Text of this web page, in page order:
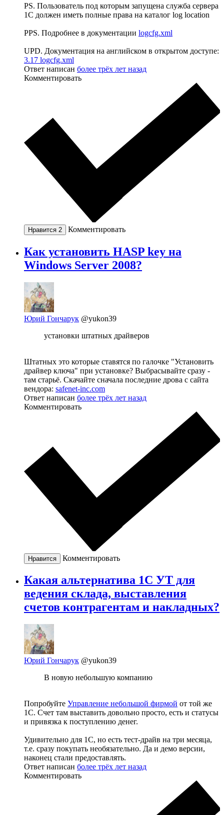
PS. Пользователь под которым запущена служба сервера
1С должен иметь полные права на каталог log location
PPS. Подробнее в документации logcfg.xml
UPD. Документация на английском в открытом доступе:
3.17 logcfg.xml
Ответ написан более трёх лет назад
Комментировать
Нравится 2 Комментировать
Как установить HASP key на
Windows Server 2008?
Юрий Гончарук @yukon39
установки штатных драйверов
Штатных это которые ставятся по галочке "Установить
драйвер ключа" при установке? Выбрасывайте сразу -
там старьё. Скачайте сначала последние дрова с сайта
вендора: safenet-inc.com
Ответ написан более трёх лет назад
Комментировать
Нравится Комментировать
Какая альтернатива 1С УТ для
ведения склада, выставления
счетов контрагентам и накладных?
Юрий Гончарук @yukon39
В новую небольшую компанию
Попробуйте Управление небольшой фирмой от той же
1С. Счет там выставить довольно просто, есть и статусы
и привязка к поступлению денег.
Удивительно для 1С, но есть тест-драйв на три месяца,
т.е. сразу покупать необязательно. Да и демо версии,
наконец стали предоставлять.
Ответ написан более трёх лет назад
Комментировать